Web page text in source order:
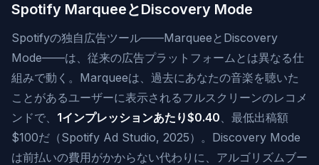
Spotify MarqueeとDiscovery Mode
Spotifyの独自広告ツール——MarqueeとDiscovery
Mode——は、従来の広告プラットフォームとは異なる仕
組みで動く。Marqueeは、過去にあなたの音楽を聴いた
ことがあるユーザーに表示されるフルスクリーンのレコメ
ンドで、 1インプレッションあたり$0.40、最低出稿額
$100だ（Spotify Ad Studio, 2025）。Discovery Mode
は前払いの費用がかからない代わりに、アルゴリズムブー